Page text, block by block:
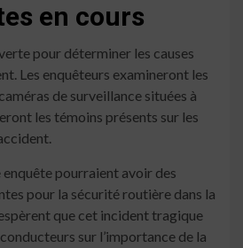
en cours
pour déterminer les causes
Les enquêteurs examineront les
de surveillance situées à
les témoins présents sur les
pourraient avoir des
pour la sécurité routière dans la
que cet incident tragique
sur l’importance de la